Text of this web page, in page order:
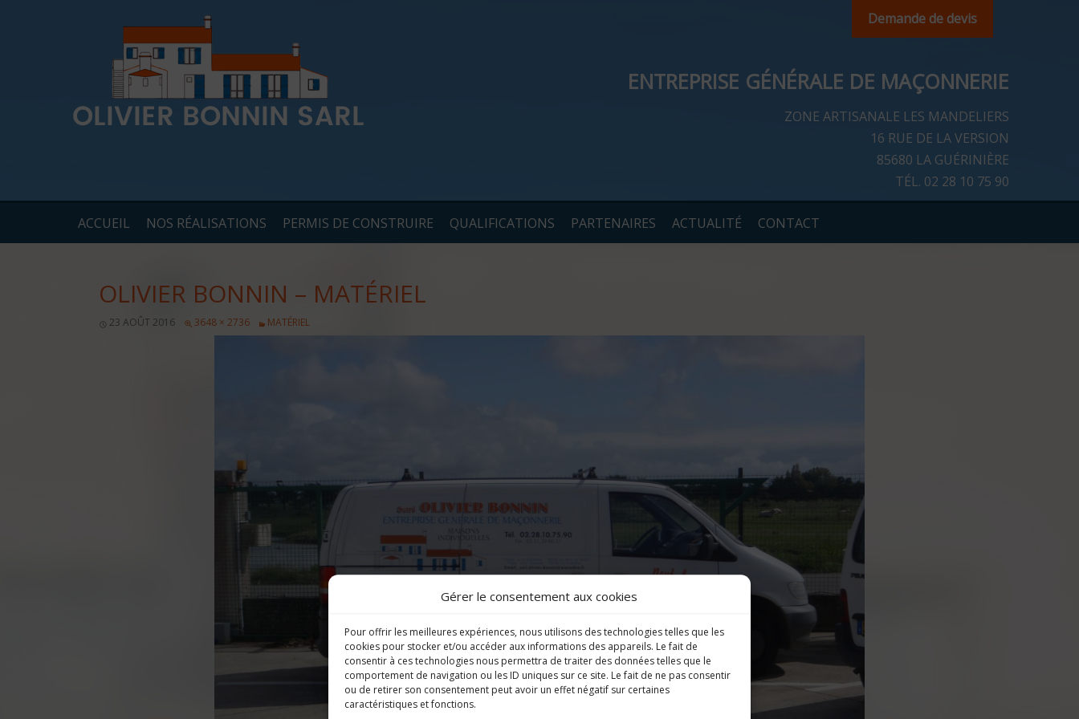
Gérer le consentement aux cookies
Pour offrir les meilleures expériences, nous utilisons des technologies telles que les
cookies pour stocker et/ou accéder aux informations des appareils. Le fait de
consentir à ces technologies nous permettra de traiter des données telles que le
comportement de navigation ou les ID uniques sur ce site. Le fait de ne pas consentir
ou de retirer son consentement peut avoir un effet négatif sur certaines
caractéristiques et fonctions.
Demande de devis
ENTREPRISE GÉNÉRALE DE MAÇONNERIE
ZONE ARTISANALE LES MANDELIERS
16 RUE DE LA VERSION
85680 LA GUÉRINIÈRE
TÉL. 02 28 10 75 90
ACCUEIL NOS RÉALISATIONS PERMIS DE CONSTRUIRE QUALIFICATIONS PARTENAIRES ACTUALITÉ CONTACT
OLIVIER BONNIN – MATÉRIEL
23 AOÛT 2016 3648 × 2736 MATÉRIEL